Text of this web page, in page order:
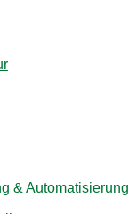
& Automatisierung